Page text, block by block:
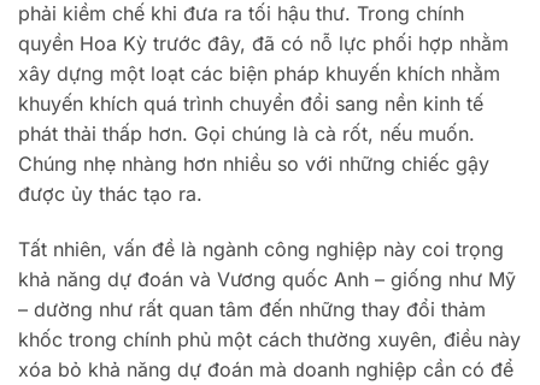
phải kiềm chế khi đưa ra tối hậu thư. Trong chính
quyền Hoa Kỳ trước đây, đã có nỗ lực phối hợp nhằm
xây dựng một loạt các biện pháp khuyến khích nhằm
khuyến khích quá trình chuyển đổi sang nền kinh tế
phát thải thấp hơn. Gọi chúng là cà rốt, nếu muốn.
Chúng nhẹ nhàng hơn nhiều so với những chiếc gậy
được ủy thác tạo ra.
Tất nhiên, vấn đề là ngành công nghiệp này coi trọng
khả năng dự đoán và Vương quốc Anh – giống như Mỹ
– dường như rất quan tâm đến những thay đổi thảm
khốc trong chính phủ một cách thường xuyên, điều này
xóa bỏ khả năng dự đoán mà doanh nghiệp cần có để